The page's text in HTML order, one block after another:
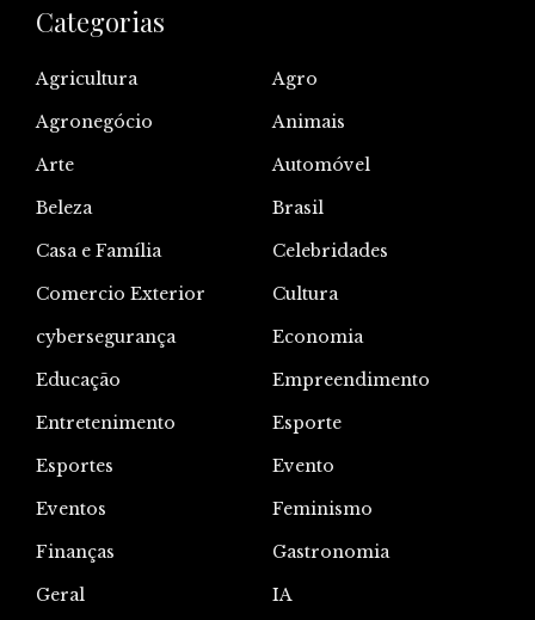
Categorias
Agricultura
Agro
Agronegócio
Animais
Arte
Automóvel
Beleza
Brasil
Casa e Família
Celebridades
Comercio Exterior
Cultura
cybersegurança
Economia
Educação
Empreendimento
Entretenimento
Esporte
Esportes
Evento
Eventos
Feminismo
Finanças
Gastronomia
Geral
IA